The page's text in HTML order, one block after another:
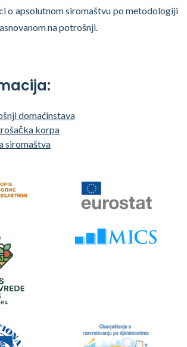
o apsolutnom siromaštvu po metodologiji
na potrošnji.
domaćinstava
korpa
siromaštva